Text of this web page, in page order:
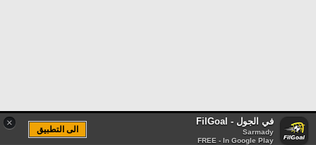
× في الجول - FilGoal
Sarmady
FREE - In Google Play
الى التطبيق